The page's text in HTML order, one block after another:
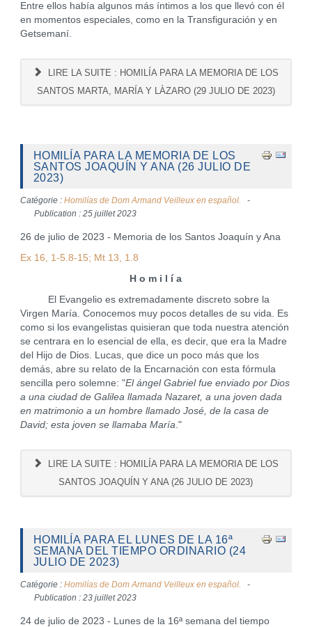
Entre ellos había algunos más íntimos a los que llevó con él
en momentos especiales, como en la Transfiguración y en
Getsemaní.
LIRE LA SUITE : HOMILÍA PARA LA MEMORIA DE LOS
SANTOS MARTA, MARÍA Y LÀZARO (29 JULIO DE 2023)
HOMILÍA PARA LA MEMORIA DE LOS
SANTOS JOAQUÍN Y ANA (26 JULIO DE
2023)
Catégorie : Homilías de Dom Armand Veilleux en español.
Publication : 25 juillet 2023
26 de julio de 2023 - Memoria de los Santos Joaquín y Ana
Ex 16, 1-5.8-15; Mt 13, 1.8
H o m i l í a
El Evangelio es extremadamente discreto sobre la
Virgen María. Conocemos muy pocos detalles de su vida. Es
como si los evangelistas quisieran que toda nuestra atención
se centrara en lo esencial de ella, es decir, que era la Madre
del Hijo de Dios. Lucas, que dice un poco más que los
demás, abre su relato de la Encarnación con esta fórmula
sencilla pero solemne: "El ángel Gabriel fue enviado por Dios
a una ciudad de Galilea llamada Nazaret, a una joven dada
en matrimonio a un hombre llamado José, de la casa de
David; esta joven se llamaba María."
LIRE LA SUITE : HOMILÍA PARA LA MEMORIA DE LOS
SANTOS JOAQUÍN Y ANA (26 JULIO DE 2023)
HOMILÍA PARA EL LUNES DE LA 16ª
SEMANA DEL TIEMPO ORDINARIO (24
JULIO DE 2023)
Catégorie : Homilías de Dom Armand Veilleux en español.
Publication : 23 juillet 2023
24 de julio de 2023 - Lunes de la 16ª semana del tiempo